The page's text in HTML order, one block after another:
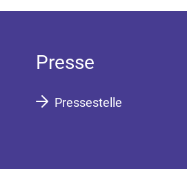
Presse
Pressestelle